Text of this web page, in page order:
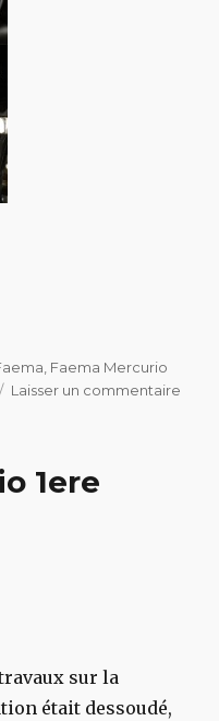
Faema Mercurio
Laisser un commentaire
1ere
sur la
était dessoudé,